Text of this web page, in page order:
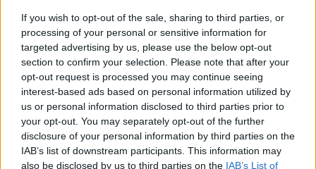
If you wish to opt-out of the sale, sharing to third parties, or
processing of your personal or sensitive information for
targeted advertising by us, please use the below opt-out
section to confirm your selection. Please note that after your
opt-out request is processed you may continue seeing
interest-based ads based on personal information utilized by
us or personal information disclosed to third parties prior to
your opt-out. You may separately opt-out of the further
disclosure of your personal information by third parties on the
IAB’s list of downstream participants. This information may
also be disclosed by us to third parties on the IAB’s List of
στην ηλεκτρονική δήλωση.
Όπως αναφέρει η εφημερίδα, θα δηλωθούν
επίσης και όλα τα μετρητά, ακόμα και το 1 ευρώ,
όπως και αμοιβαία κεφάλαια, συμμετοχές σε
εταιρείες, μετοχές, καταθέσεις στο εξωτερικό
κλπ.